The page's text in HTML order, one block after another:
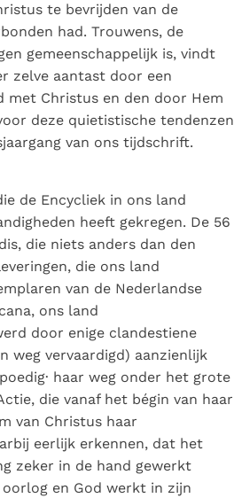
te bevrijden van de
had. Trouwens, de
gemeenschappelijk is, vindt
zelve aantast door een
met Christus en den door Hem
deze quietistische tendenzen
van ons tijdschrift.
de Encycliek in ons land
heeft gekregen. De 56
die niets anders dan den
die ons land
van de Nederlandse
ons land
door enige clandestiene
weg vervaardigd) aanzienlijk
haar weg onder het grote
die vanaf het bégin van haar
van Christus haar
eerlijk erkennen, dat het
zeker in de hand gewerkt
en God werkt in zijn